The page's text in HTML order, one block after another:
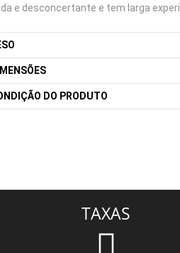
e desconcertante e tem larga
DO PRODUTO
TAXAS